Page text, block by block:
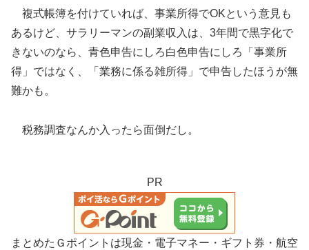
複式帳簿を付けていれば、事業所得でOKという意見も
あるけど、サラリーマンの副業収入は、3年間で黒字化で
きないのなら、青色申告にしろ白色申告にしろ「事業所
得」ではなく、「業務に係る雑所得」で申告したほうが無
難かも。
税務調査なんか入ったら面倒だし。
PR
まとめたＧポイントは現金・電子マネー・ギフト券・航空